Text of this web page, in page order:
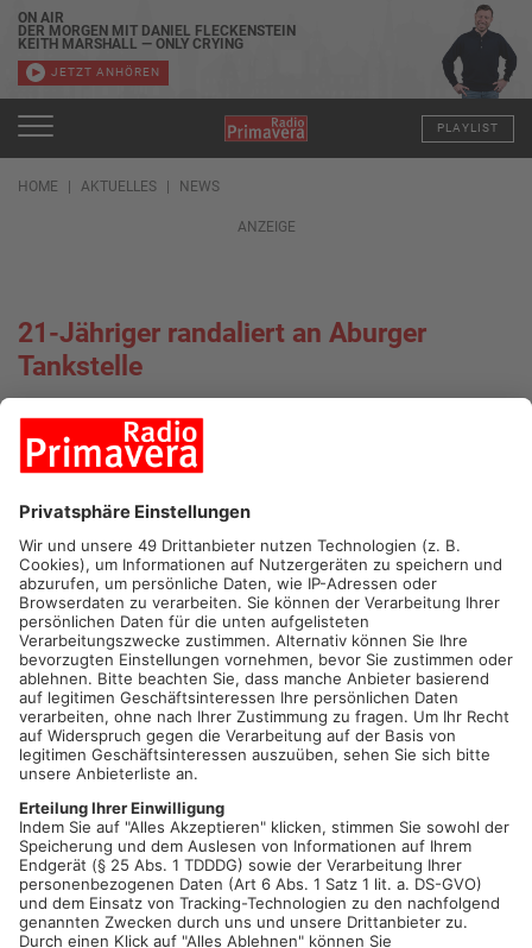
ON AIR
DER MORGEN MIT DANIEL FLECKENSTEIN
KEITH MARSHALL — ONLY CRYING
JETZT ANHÖREN
PLAYLIST
HOME AKTUELLES NEWS
ANZEIGE
21-Jähriger randaliert an Aburger
Tankstelle
24.12.2021, 09:55 UHR
ASCHAFFENBURG.Am Donnerstag randalierte ein 21-Jähriger
gegen 21:40 Uhr im Pappelweg an der dortigen Tankstelle. Als
eine Polizeistreife den Sachverhalt aufnehmen wollte,
versuchte die Person sich von der Örtlichkeit zu entfernen. Im
weiteren Verlauf leistete er gegen die Maßnahmen der